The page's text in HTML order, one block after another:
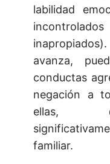
labilidad
avanza,
conductas
negación a
ellas,
familiar.